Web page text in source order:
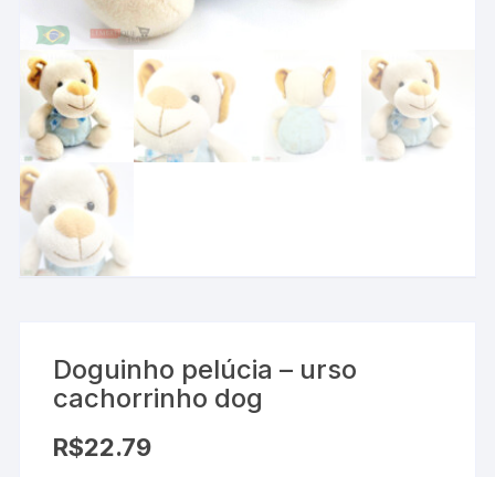
Doguinho pelúcia – urso
cachorrinho dog
R$22.79